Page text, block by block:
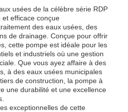
usées de la célèbre série RDP
efficace conçue
des eaux usées, des
de drainage. Conçue pour offrir
cette pompe est idéale pour les
et industriels où une gestion
Que vous ayez affaire à des
à des eaux usées municipales
de construction, la pompe à
une durabilité et une excellence
exceptionnelles de cette